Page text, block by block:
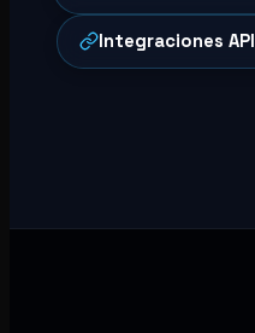
Integraciones API